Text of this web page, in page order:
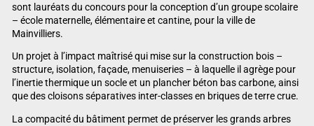
sont lauréats du concours pour la conception d’un groupe scolaire
– école maternelle, élémentaire et cantine, pour la ville de
Mainvilliers.
Un projet à l’impact maîtrisé qui mise sur la construction bois –
structure, isolation, façade, menuiseries – à laquelle il agrège pour
l’inertie thermique un socle et un plancher béton bas carbone, ainsi
que des cloisons séparatives inter-classes en briques de terre crue.
La compacité du bâtiment permet de préserver les grands arbres